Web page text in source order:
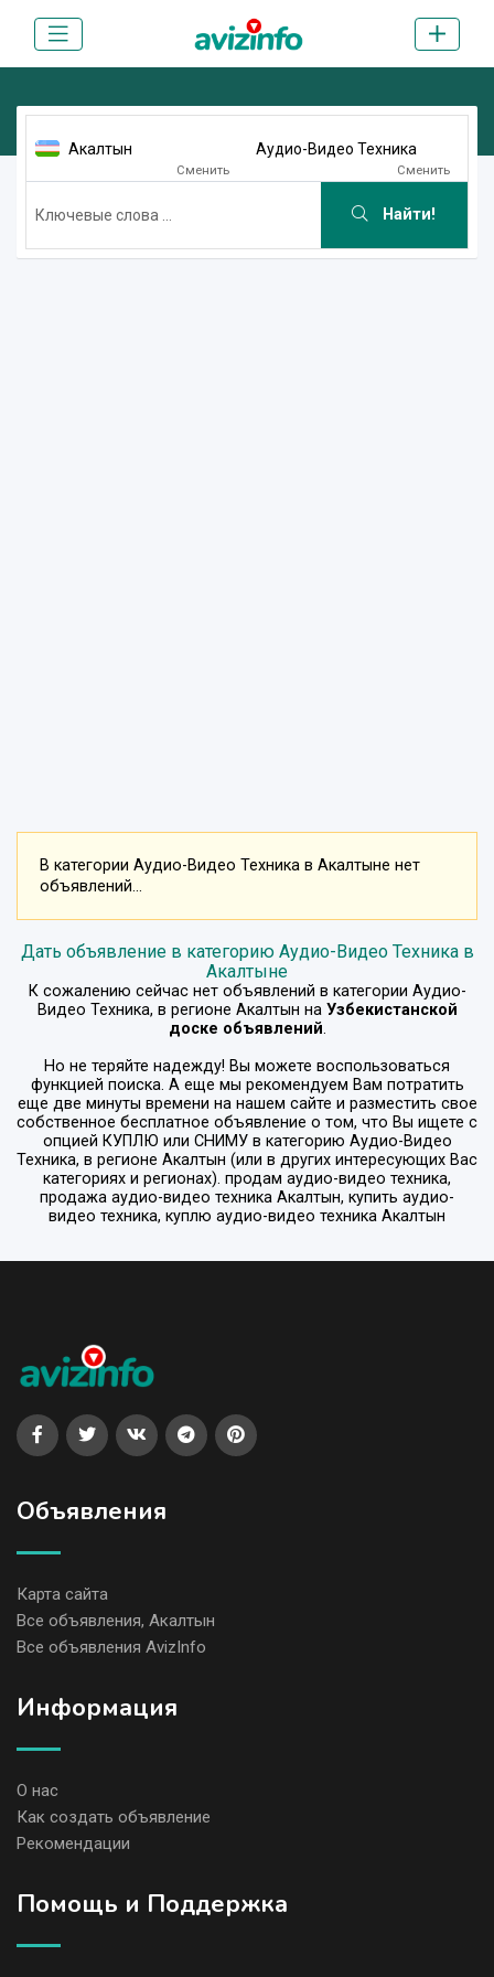
Акалтын
Сменить
Аудио-Видео Техника
Сменить
Найти!
В категории Аудио-Видео Техника в Акалтыне нет
объявлений...
Дать объявление в категорию Аудио-Видео Техника в
Акалтыне
К сожалению сейчас нет объявлений в категории Аудио-
Видео Техника, в регионе Акалтын на Узбекистанской
доске объявлений.
Но не теряйте надежду! Вы можете воспользоваться
функцией поиска. А еще мы рекомендуем Вам потратить
еще две минуты времени на нашем сайте и разместить свое
собственное бесплатное объявление о том, что Вы ищете с
опцией КУПЛЮ или СНИМУв категорию Аудио-Видео
Техника, в регионе Акалтын (или в других интересующих Вас
категориях и регионах). продам аудио-видео техника,
продажа аудио-видео техника Акалтын, купить аудио-
видео техника, куплю аудио-видео техника Акалтын
Объявления
Карта сайта
Все объявления, Акалтын
Все объявления AvizInfo
Информация
О нас
Как создать объявление
Рекомендации
Помощь и Поддержка